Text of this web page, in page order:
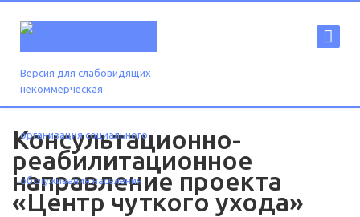
Версия для слабовидящих
Консультационно-
реабилитационное
направление проекта
«Центр чуткого ухода»